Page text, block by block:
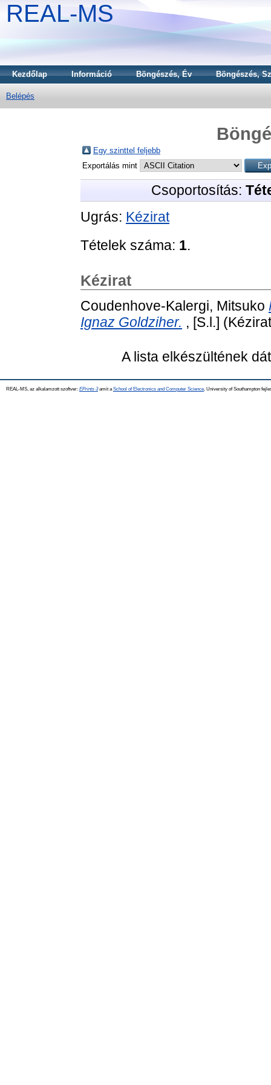
REAL-MS
Kezdőlap Információ Böngészés, Év Böngészés,
Belépés
Egy szinttel feljebb
Exportálás mint
Csoportosítás:
Ugrás: Kézirat
Tételek száma: 1.
Kézirat
Coudenhove-Kalergi, Mitsuko
Ignaz Goldziher. , [S.l.]
A lista elkészültének
REAL-MS, az alkalamzott szoftver: EPrints 3amit a School of Electronics and Computer Science , University of Southampton